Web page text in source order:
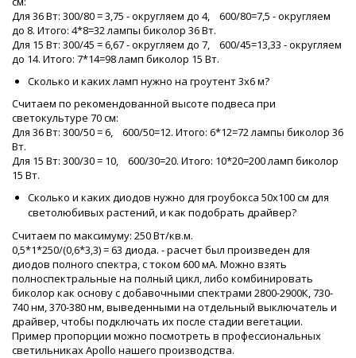
Для 36 Вт: 300/80 = 3,75 - округляем до 4, 600/80=7,5 - округляем
до 8. Итого: 4*8=32 лампы биколор 36 Вт.
Для 15 Вт: 300/45 = 6,67 - округляем до 7, 600/45=13,33 - округляем
до 14. Итого: 7*14=98 ламп биколор 15 Вт.
Сколько и каких ламп нужно на гроутент 3х6 м?
Считаем по рекомендованной высоте подвеса при
светокультуре 70 см:
Для 36 Вт: 300/50 = 6, 600/50=12. Итого: 6*12=72 лампы биколор 36
Вт.
Для 15 Вт: 300/30 = 10, 600/30=20. Итого: 10*20=200 ламп биколор
15 Вт.
Сколько и каких диодов нужно для гроубокса 50х100 см для
светолюбивых растений, и как подобрать драйвер?
Считаем по максимуму: 250 Вт/кв.м.
0,5*1*250/(0,6*3,3) = 63 диода. - расчет был произведен для
диодов полного спектра, с током 600 мА. Можно взять
полноспектральные на полный цикл, либо комбинировать
биколор как основу с добавочными спектрами 2800-2900К, 730-
740 нм, 370-380 нм, выведенными на отдельный выключатель и
драйвер, чтобы подключать их после стадии вегетации.
Пример пропорции можно посмотреть в профессиональных
светильниках Apollo нашего производства.